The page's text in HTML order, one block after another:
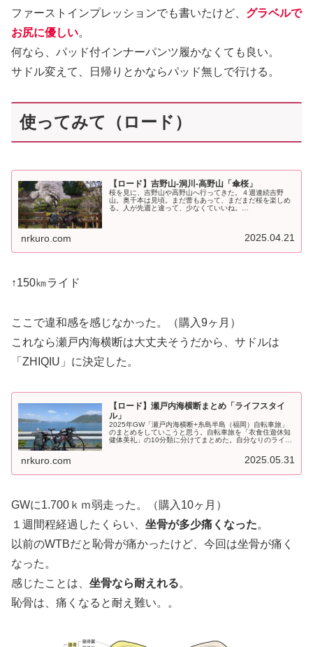
ファーストインプレッションでも書いたけど、 グラベルで
お尻に優しい。
何なら、パッド付インナーパンツ履かなくても良い。
サドル変えて、日帰りとかならパッド無しで行ける。
使ってみて（ロード）
【ロード】吉野山-洞川-高野山「傘桜」
桜を見に、吉野山や高野山へ行ってきた。４週連続吉野
山。奥千本は見頃。まだ蕾もあって、まだまだ桜を楽しめ
る。人が先週と違って、少なくていいね。
nrkuro.com 2025.04.21
↑150㎞ライド
ここで違和感を感じなかった。（購入9ヶ月）
これなら瀬戸内海横断は大丈夫そうだから、サドルは
「ZHIQIU」に決定した。
【ロード】瀬戸内海横断まとめ「ライフスタイ
ル」
2025年GW「瀬戸内海横断+糸島半島（福岡）自転車旅」
のまとめをしていこうと思う。自転車旅を「衣食住遊休知
健体美礼」の10分類に分けてまとめた。自分なりのライフ
nrkuro.com 2025.05.31
GWに1.700ｋｍ弱走った。（購入10ヶ月）
１週間程経過したくらい、 坐骨が多少痛くなった。
以前のWTBだと恥骨が痛かったけど、今回は坐骨が痛く
なった。
感じたことは、 坐骨なら耐えれる。
恥骨は、痛くなると耐え難い。。